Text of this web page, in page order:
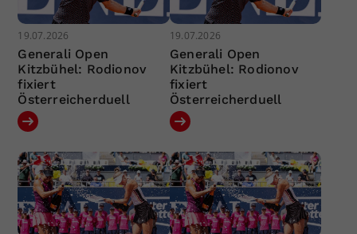
19.07.2026
Generali Open
Kitzbühel: Rodionov
fixiert
Österreicherduell
19.07.2026
Generali Open
Kitzbühel: Rodionov
fixiert
Österreicherduell